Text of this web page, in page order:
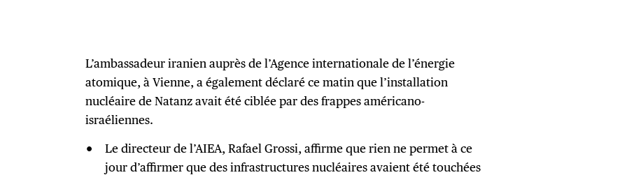
L’ambassadeur iranien auprès de l’Agence internationale de l’énergie
atomique, à Vienne, a également déclaré ce matin que l’installation
nucléaire de Natanz avait été ciblée par des frappes américano-
israéliennes.
Le directeur de l’AIEA, Rafael Grossi, affirme que rien ne permet à ce
jour d’affirmer que des infrastructures nucléaires avaient été touchées